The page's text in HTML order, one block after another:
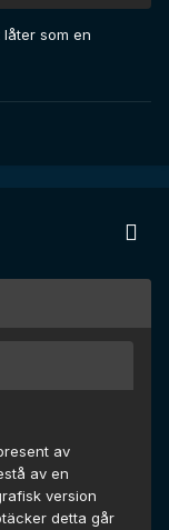
som en
av
av en
version
detta går